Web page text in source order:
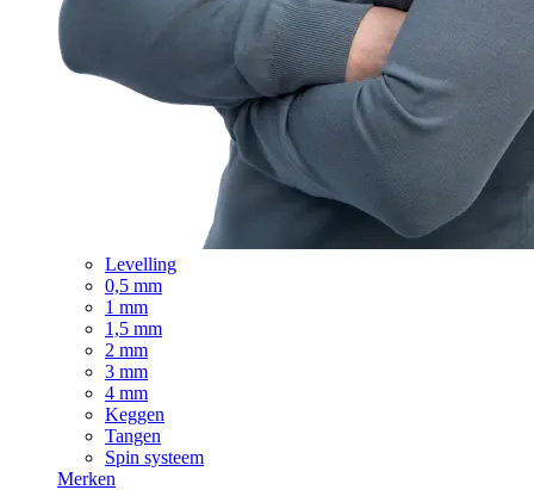
Levelling
0,5 mm
1 mm
1,5 mm
2 mm
3 mm
4 mm
Keggen
Tangen
Spin systeem
Merken